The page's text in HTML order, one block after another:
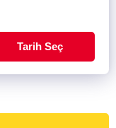
Tarih Seç